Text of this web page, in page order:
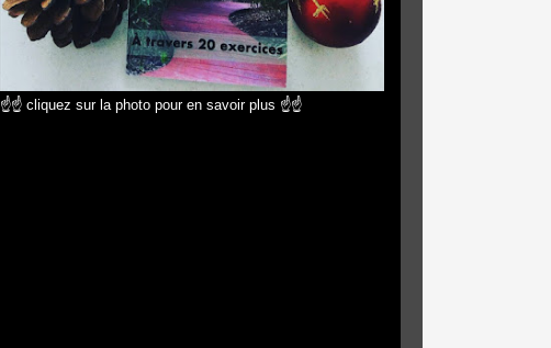
☝☝ cliquez sur la photo pour en savoir plus ☝☝